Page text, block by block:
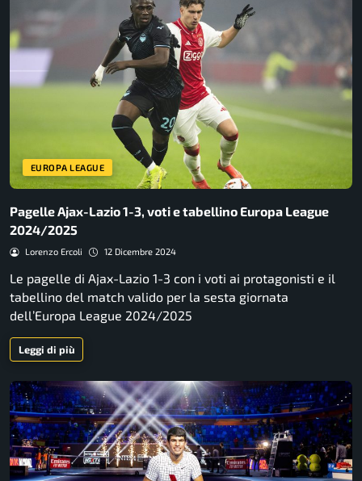
EUROPA LEAGUE
Pagelle Ajax-Lazio 1-3, voti e tabellino Europa League
2024/2025
Lorenzo Ercoli 12 Dicembre 2024
Le pagelle di Ajax-Lazio 1-3 con i voti ai protagonisti e il
tabellino del match valido per la sesta giornata
dell’Europa League 2024/2025
Leggi di più